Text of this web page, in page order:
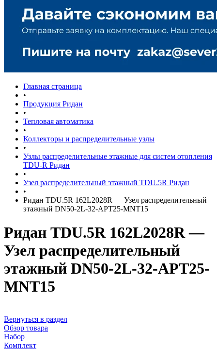
Главная страница
•
Продукция Ридан
•
Тепловая автоматика
•
Коллекторы и распределительные узлы
•
Узлы распределительные этажные для систем отопления
TDU-R Ридан
•
Узел распределительный этажный TDU.5R Ридан
•
Ридан TDU.5R 162L2028R — Узел распределительный
этажный DN50-2L-32-APT25-MNT15
Ридан TDU.5R 162L2028R —
Узел распределительный
этажный DN50-2L-32-APT25-
MNT15
Вернуться в раздел
Обзор товара
Набор
Комплект